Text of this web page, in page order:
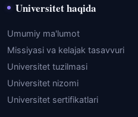
Universitet haqida
Umumiy ma'lumot
Missiyasi va kelajak tasavvuri
Universitet tuzilmasi
Universitet nizomi
Universitet sertifikatlari